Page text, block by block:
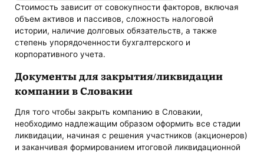
Стоимость зависит от совокупности факторов, включая
объем активов и пассивов, сложность налоговой
истории, наличие долговых обязательств, а также
степень упорядоченности бухгалтерского и
корпоративного учета.
Документы для закрытия/ликвидации
компании в Словакии
Для того чтобы закрыть компанию в Словакии,
необходимо надлежащим образом оформить все стадии
ликвидации, начиная с решения участников (акционеров)
и заканчивая формированием итоговой ликвидационной